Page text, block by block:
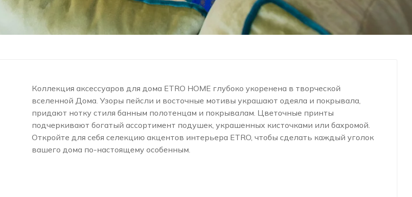
Коллекция аксессуаров для дома ETRO HOME глубоко укоренена в творческой
вселенной Дома. Узоры пейсли и восточные мотивы украшают одеяла и покрывала,
придают нотку стиля банным полотенцам и покрывалам. Цветочные принты
подчеркивают богатый ассортимент подушек, украшенных кисточками или бахромой.
Откройте для себя селекцию акцентов интерьера ETRO, чтобы сделать каждый уголок
вашего дома по-настоящему особенным.